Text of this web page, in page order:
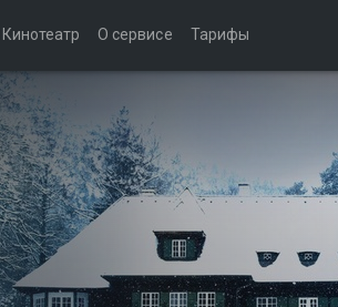
Кинотеатр О сервисе Тарифы